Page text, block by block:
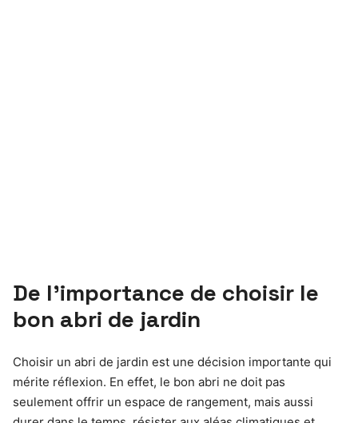
De l’importance de choisir le
bon abri de jardin
Choisir un abri de jardin est une décision importante qui
mérite réflexion. En effet, le bon abri ne doit pas
seulement offrir un espace de rangement, mais aussi